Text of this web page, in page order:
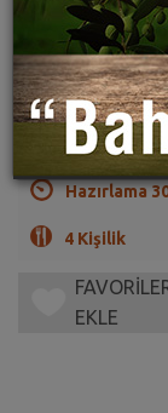
Sahrap
Hem tavuk eti
Hazırlama
4 Kişilik
EKLE